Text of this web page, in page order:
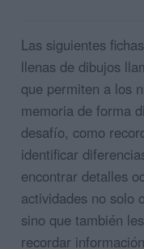
Las siguientes
llenas de dibujos
que permiten a los
memoria de forma
desafío, como
identificar
encontrar detalles
actividades no solo
sino que también
recordar